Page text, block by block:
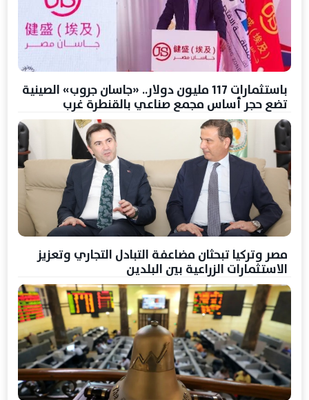
باستثمارات 117 مليون دولار.. «جاسان جروب» الصينية
تضع حجر أساس مجمع صناعي بالقنطرة غرب
مصر وتركيا تبحثان مضاعفة التبادل التجاري وتعزيز
الاستثمارات الزراعية بين البلدين